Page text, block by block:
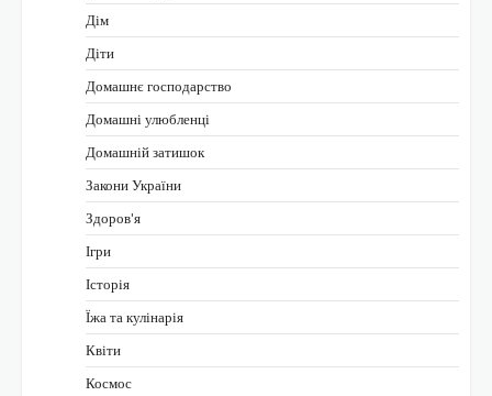
Дім
Діти
Домашнє господарство
Домашні улюбленці
Домашній затишок
Закони України
Здоров'я
Ігри
Історія
Їжа та кулінарія
Квіти
Космос